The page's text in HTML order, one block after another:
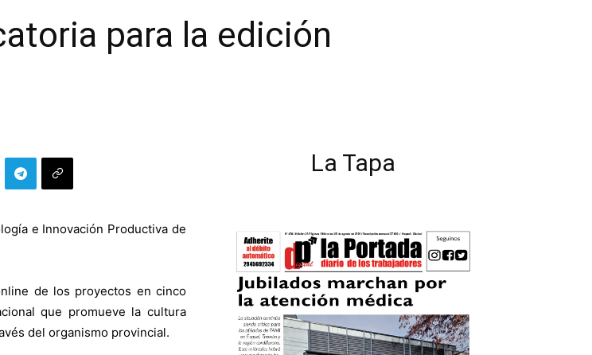
para la edición
e Innovación Productiva de
de los proyectos en cinco
que promueve la cultura
del organismo provincial.
La Tapa